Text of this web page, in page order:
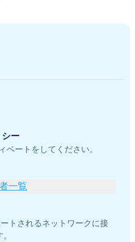
ー
ートをしてください。
一覧
トされるネットワークに接